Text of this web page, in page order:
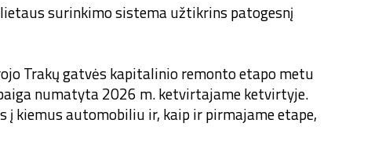
surinkimo sistema užtikrins patogesnį
Trakų gatvės kapitalinio remonto etapo metu
numatyta 2026 m. ketvirtajame ketvirtyje.
kiemus automobiliu ir, kaip ir pirmajame etape,